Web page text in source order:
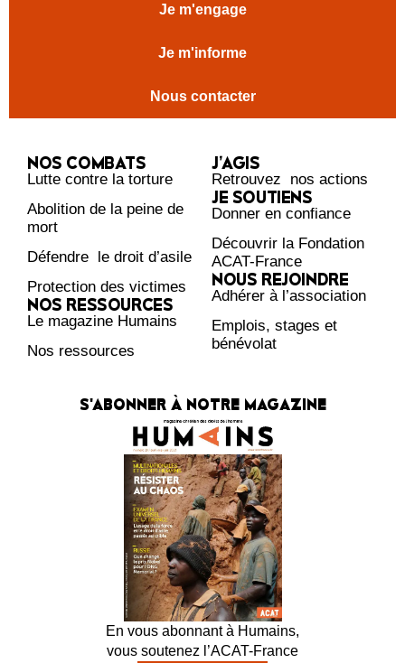
Je m'engage
Je m'informe
Nous contacter
NOS COMBATS
Lutte contre la torture
Abolition de la peine de
mort
Défendre le droit d’asile
Protection des victimes
NOS RESSOURCES
Le magazine Humains
Nos ressources
J’AGIS
Retrouvez nos actions
JE SOUTIENS
Donner en confiance
Découvrir la Fondation
ACAT-France
NOUS REJOINDRE
Adhérer à l’association
Emplois, stages et
bénévolat
S'ABONNER À NOTRE MAGAZINE
En vous abonnant à Humains,
vous soutenez l’ACAT-France